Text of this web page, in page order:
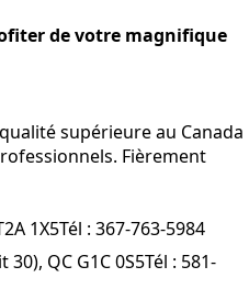
de votre magnifique
supérieure au Canada
Fièrement
1X5Tél : 367-763-5984
QC G1C 0S5Tél : 581-